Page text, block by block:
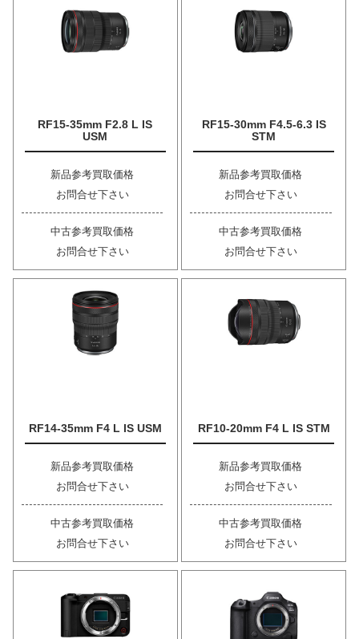
RF15-35mm F2.8 L IS
USM
新品参考買取価格
お問合せ下さい
中古参考買取価格
お問合せ下さい
RF15-30mm F4.5-6.3 IS
STM
新品参考買取価格
お問合せ下さい
中古参考買取価格
お問合せ下さい
RF14-35mm F4 L IS USM
新品参考買取価格
お問合せ下さい
中古参考買取価格
お問合せ下さい
RF10-20mm F4 L IS STM
新品参考買取価格
お問合せ下さい
中古参考買取価格
お問合せ下さい